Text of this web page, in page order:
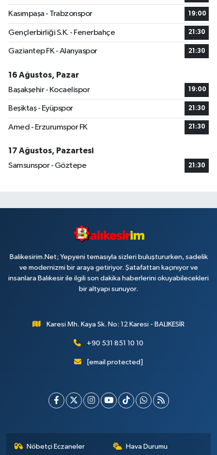
Kasımpaşa - Trabzonspor 19:00
Gençlerbirliği S.K. - Fenerbahçe 21:30
Gaziantep FK - Alanyaspor 21:30
16 Ağustos, Pazar
Başakşehir - Kocaelispor
19:00
Beşiktaş - Eyüpspor 21:30
Amed - Erzurumspor FK 21:30
17 Ağustos, Pazartesi
Samsunspor - Göztepe
21:30
Balikesirim.Net; Yepyeni temasıyla sizleri buluştururken, sadelik
ve modernizmi bir araya getiriyor. Şatafattan kaçınıyor ve
insanlara Balıkesir ile ilgili son dakika haberlerini okuyabilecekleri
bir altyapı sunuyor.
Karesi Mh. Kaya Sk. No: 12 Karesi - BALIKESİR
+90 531 851 10 10
[email protected]
Nöbetçi Eczaneler Hava Durumu